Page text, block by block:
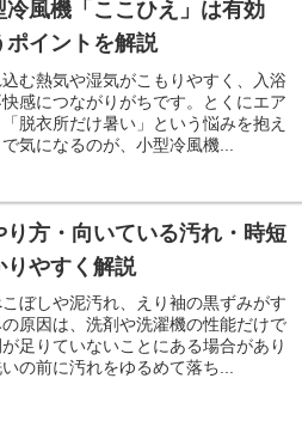
風機「ここひえ」は有効
ポイントを解説
む熱気や湿気がこもりやすく、入浴
感につながりがちです。とくにエア
脱衣所だけ暑い」という悩みを抱え
気になるのが、小型冷風機...
方・向いている汚れ・時短
りやすく解説
ぼしや泥汚れ、えり袖の黒ずみがす
原因は、洗剤や洗濯機の性能だけで
足りていないことにある場合があり
の前に汚れをゆるめて落ち...